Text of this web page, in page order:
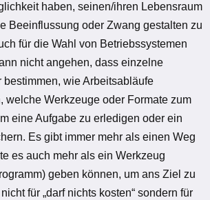
haben, seinen/ihren Lebensraum
Beeinflussung oder Zwang gestalten zu
für die Wahl von Betriebssystemen
nicht angehen, dass einzelne
bestimmen, wie Arbeitsabläufe
welche Werkzeuge oder Formate zum
eine Aufgabe zu erledigen oder ein
Es gibt immer mehr als einen Weg
es auch mehr als ein Werkzeug
geben können, um ans Ziel zu
für „darf nichts kosten“ sondern für